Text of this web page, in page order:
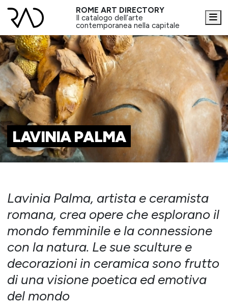
ROME ART DIRECTORY
Il catalogo dell’arte
contemporanea nella capitale
LAVINIA PALMA
Lavinia Palma, artista e ceramista
romana, crea opere che esplorano il
mondo femminile e la connessione
con la natura. Le sue sculture e
decorazioni in ceramica sono frutto
di una visione poetica ed emotiva
del mondo